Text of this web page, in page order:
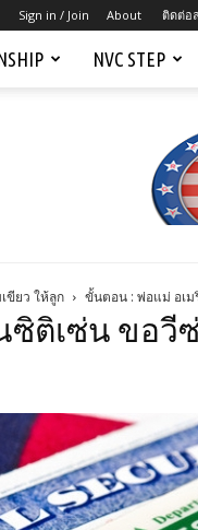
Sign in / Join About ติดต่อ
NVC STEP
ขียว ให้ลูก ขั้นตอน : พ่อแม่ อเม
ติเซ่น ขอวี